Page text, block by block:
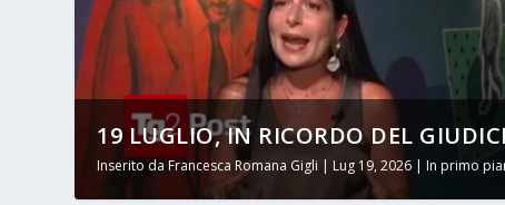
19 LUGLIO, IN RICORDO DEL
Inserito daFrancesca Romana Gigli | Lug 19, 2026 | In primo